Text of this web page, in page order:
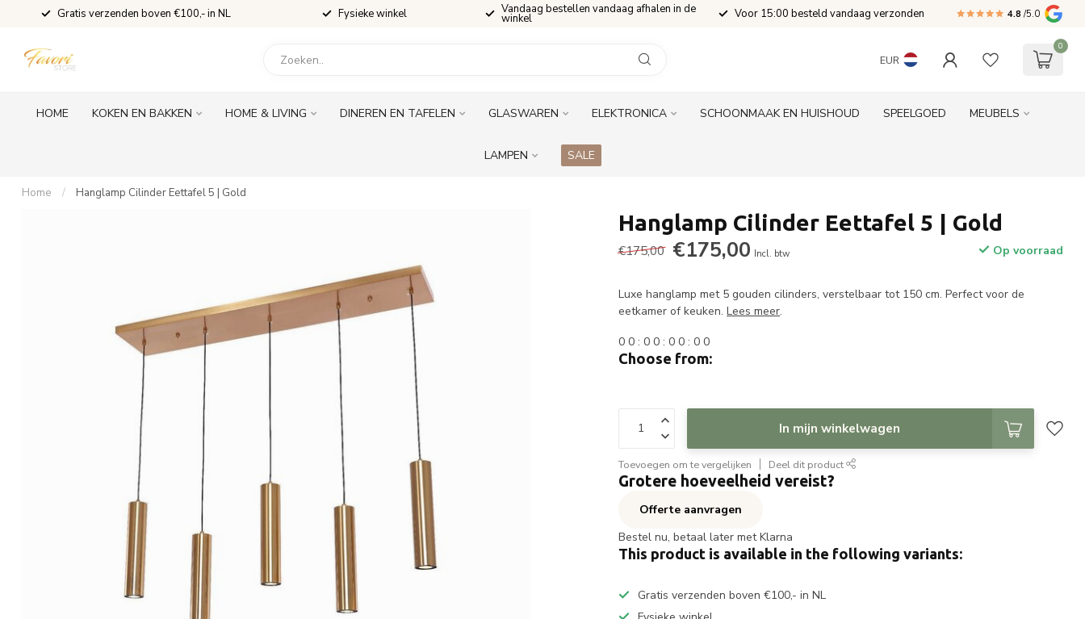
Gratis verzenden boven €100,- in NL Fysieke winkel Vandaag bestellen vandaag afhalen in de
winkel Voor 15:00 besteld vandaag verzonden 4.8 /5.0
EUR
0
HOME KOKEN EN BAKKEN HOME & LIVING DINEREN EN TAFELEN GLASWAREN ELEKTRONICA SCHOONMAAK EN HUISHOUD SPEELGOED MEUBELS
LAMPEN SALE
Home / Hanglamp Cilinder Eettafel 5 | Gold
Hanglamp Cilinder Eettafel 5 | Gold
€175,00 €175,00 Incl. btw Op voorraad
Luxe hanglamp met 5 gouden cilinders, verstelbaar tot 150 cm. Perfect voor de
eetkamer of keuken.Lees meer.
0 0 :0 0 :0 0 :0 0
Choose from:
In mijn winkelwagen
Toevoegen om te vergelijken Deel dit product
Grotere hoeveelheid vereist?
Offerte aanvragen
Bestel nu, betaal later met Klarna
This product is available in the following variants:
Gratis verzenden boven €100,- in NL